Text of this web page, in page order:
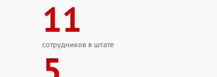
11
сотрудников в штате